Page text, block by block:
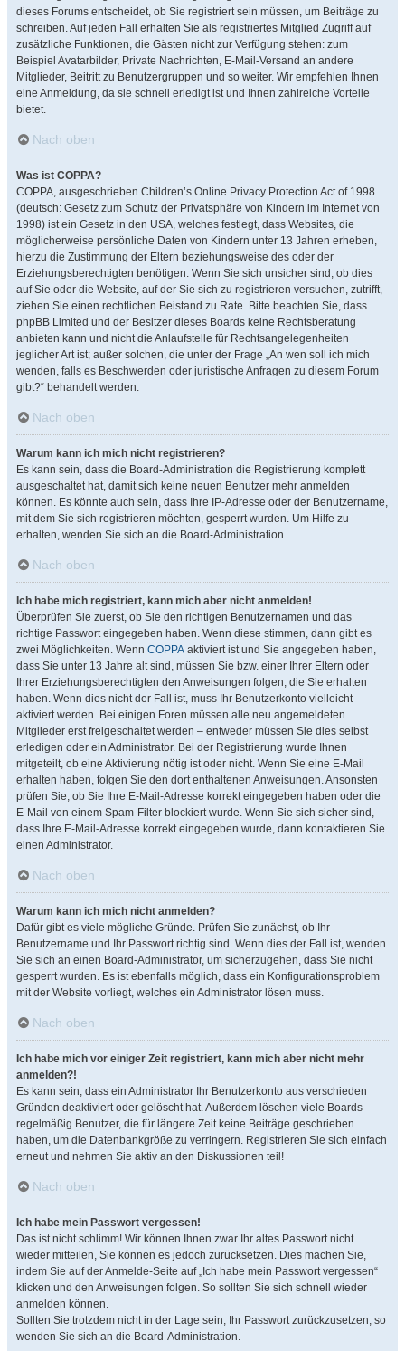
dieses Forums entscheidet, ob Sie registriert sein müssen, um Beiträge zu
schreiben. Auf jeden Fall erhalten Sie als registriertes Mitglied Zugriff auf
zusätzliche Funktionen, die Gästen nicht zur Verfügung stehen: zum
Beispiel Avatarbilder, Private Nachrichten, E-Mail-Versand an andere
Mitglieder, Beitritt zu Benutzergruppen und so weiter. Wir empfehlen Ihnen
eine Anmeldung, da sie schnell erledigt ist und Ihnen zahlreiche Vorteile
bietet.
Nach oben
Was ist COPPA?
COPPA, ausgeschrieben Children’s Online Privacy Protection Act of 1998
(deutsch: Gesetz zum Schutz der Privatsphäre von Kindern im Internet von
1998) ist ein Gesetz in den USA, welches festlegt, dass Websites, die
möglicherweise persönliche Daten von Kindern unter 13 Jahren erheben,
hierzu die Zustimmung der Eltern beziehungsweise des oder der
Erziehungsberechtigten benötigen. Wenn Sie sich unsicher sind, ob dies
auf Sie oder die Website, auf der Sie sich zu registrieren versuchen, zutrifft,
ziehen Sie einen rechtlichen Beistand zu Rate. Bitte beachten Sie, dass
phpBB Limited und der Besitzer dieses Boards keine Rechtsberatung
anbieten kann und nicht die Anlaufstelle für Rechtsangelegenheiten
jeglicher Art ist; außer solchen, die unter der Frage „An wen soll ich mich
wenden, falls es Beschwerden oder juristische Anfragen zu diesem Forum
gibt?“ behandelt werden.
Nach oben
Warum kann ich mich nicht registrieren?
Es kann sein, dass die Board-Administration die Registrierung komplett
ausgeschaltet hat, damit sich keine neuen Benutzer mehr anmelden
können. Es könnte auch sein, dass Ihre IP-Adresse oder der Benutzername,
mit dem Sie sich registrieren möchten, gesperrt wurden. Um Hilfe zu
erhalten, wenden Sie sich an die Board-Administration.
Nach oben
Ich habe mich registriert, kann mich aber nicht anmelden!
Überprüfen Sie zuerst, ob Sie den richtigen Benutzernamen und das
richtige Passwort eingegeben haben. Wenn diese stimmen, dann gibt es
zwei Möglichkeiten. Wenn COPPA aktiviert ist und Sie angegeben haben,
dass Sie unter 13 Jahre alt sind, müssen Sie bzw. einer Ihrer Eltern oder
Ihrer Erziehungsberechtigten den Anweisungen folgen, die Sie erhalten
haben. Wenn dies nicht der Fall ist, muss Ihr Benutzerkonto vielleicht
aktiviert werden. Bei einigen Foren müssen alle neu angemeldeten
Mitglieder erst freigeschaltet werden – entweder müssen Sie dies selbst
erledigen oder ein Administrator. Bei der Registrierung wurde Ihnen
mitgeteilt, ob eine Aktivierung nötig ist oder nicht. Wenn Sie eine E-Mail
erhalten haben, folgen Sie den dort enthaltenen Anweisungen. Ansonsten
prüfen Sie, ob Sie Ihre E-Mail-Adresse korrekt eingegeben haben oder die
E-Mail von einem Spam-Filter blockiert wurde. Wenn Sie sich sicher sind,
dass Ihre E-Mail-Adresse korrekt eingegeben wurde, dann kontaktieren Sie
einen Administrator.
Nach oben
Warum kann ich mich nicht anmelden?
Dafür gibt es viele mögliche Gründe. Prüfen Sie zunächst, ob Ihr
Benutzername und Ihr Passwort richtig sind. Wenn dies der Fall ist, wenden
Sie sich an einen Board-Administrator, um sicherzugehen, dass Sie nicht
gesperrt wurden. Es ist ebenfalls möglich, dass ein Konfigurationsproblem
mit der Website vorliegt, welches ein Administrator lösen muss.
Nach oben
Ich habe mich vor einiger Zeit registriert, kann mich aber nicht mehr
anmelden?!
Es kann sein, dass ein Administrator Ihr Benutzerkonto aus verschieden
Gründen deaktiviert oder gelöscht hat. Außerdem löschen viele Boards
regelmäßig Benutzer, die für längere Zeit keine Beiträge geschrieben
haben, um die Datenbankgröße zu verringern. Registrieren Sie sich einfach
erneut und nehmen Sie aktiv an den Diskussionen teil!
Nach oben
Ich habe mein Passwort vergessen!
Das ist nicht schlimm! Wir können Ihnen zwar Ihr altes Passwort nicht
wieder mitteilen, Sie können es jedoch zurücksetzen. Dies machen Sie,
indem Sie auf der Anmelde-Seite auf „Ich habe mein Passwort vergessen“
klicken und den Anweisungen folgen. So sollten Sie sich schnell wieder
anmelden können.
Sollten Sie trotzdem nicht in der Lage sein, Ihr Passwort zurückzusetzen, so
wenden Sie sich an die Board-Administration.